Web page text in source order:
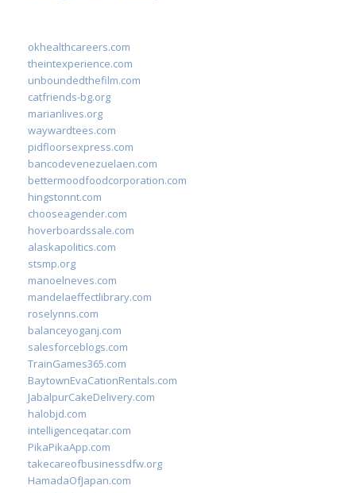
okhealthcareers.com
theintexperience.com
unboundedthefilm.com
catfriends-bg.org
marianlives.org
waywardtees.com
pidfloorsexpress.com
bancodevenezuelaen.com
bettermoodfoodcorporation.com
hingstonnt.com
chooseagender.com
hoverboardssale.com
alaskapolitics.com
stsmp.org
manoelneves.com
mandelaeffectlibrary.com
roselynns.com
balanceyoganj.com
salesforceblogs.com
TrainGames365.com
BaytownEvaCationRentals.com
JabalpurCakeDelivery.com
halobjd.com
intelligenceqatar.com
PikaPikaApp.com
takecareofbusinessdfw.org
HamadaOfJapan.com